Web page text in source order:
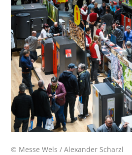
© Messe Wels / Alexander Scharzl